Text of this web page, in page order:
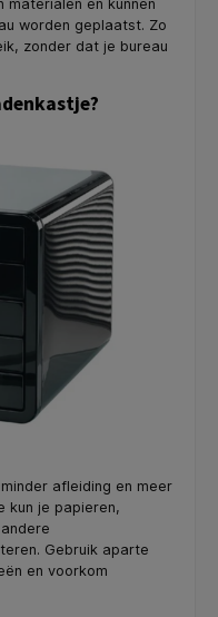
en kunnen
worden geplaatst. Zo
zonder dat je bureau
afleiding en meer
kun je papieren,
Gebruik aparte
en voorkom